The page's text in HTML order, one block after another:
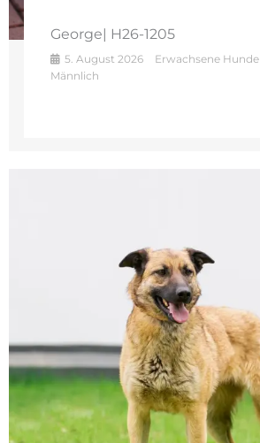
George| H26-1205
5. August 2026 Erwachsene Hunde
Männlich